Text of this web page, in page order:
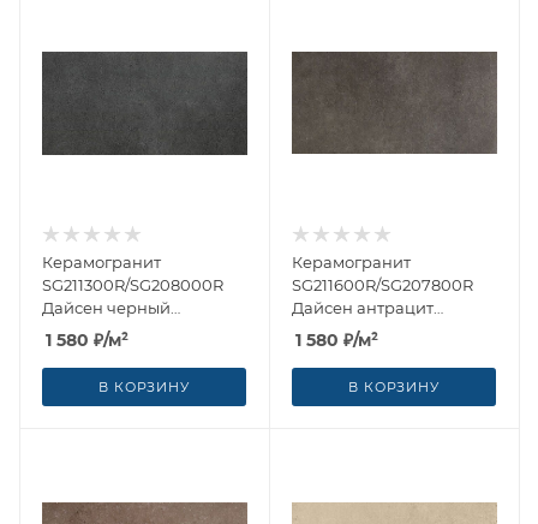
Керамогранит
SG211300R/SG208000R
Дайсен черный
обрезной 30x60 от
Kerama Marazzi (Россия)
1 580 ₽/м²
В КОРЗИНУ
Керамогранит
SG211600R/SG207800R
Дайсен антрацит
обрезной 30x60 от
Kerama Marazzi (Россия)
1 580 ₽/м²
В КОРЗИНУ